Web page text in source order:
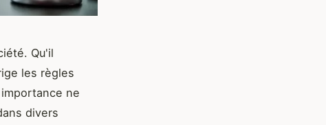
Qu'il
les règles
ne
divers